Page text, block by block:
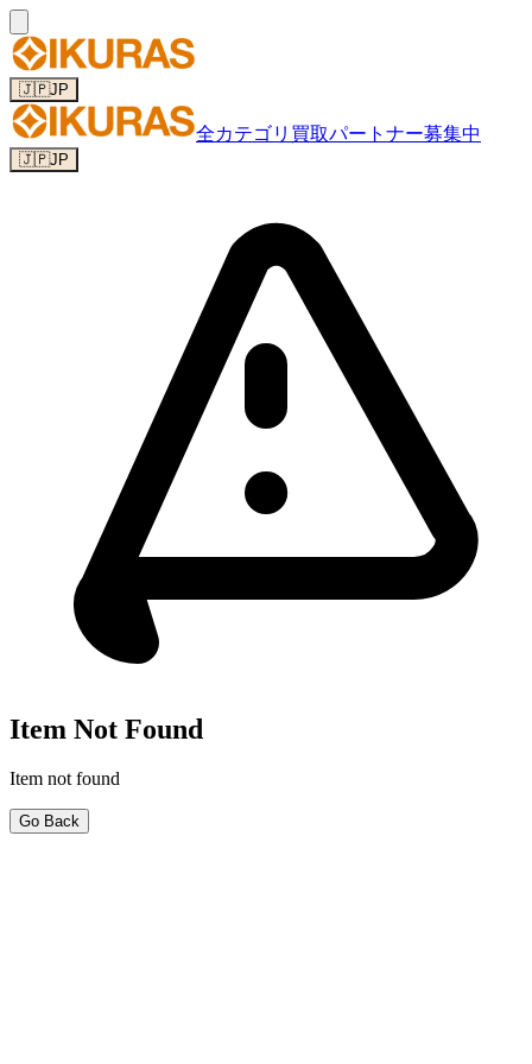
🇯🇵JP
全カテゴリ 買取パートナー募集中
🇯🇵JP
Item Not Found
Item not found
Go Back